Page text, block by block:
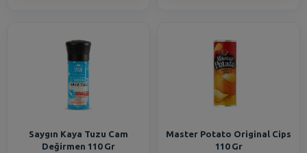
Saygın Kaya Tuzu Cam
Değirmen 110 Gr
Master Potato Original Cips
110 Gr